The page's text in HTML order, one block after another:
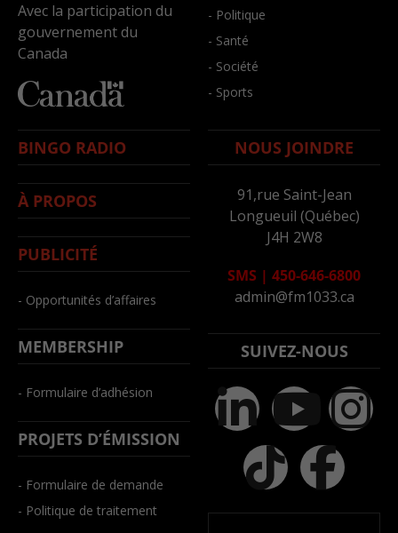
Avec la participation du
gouvernement du
Canada
- Politique
- Santé
- Société
- Sports
BINGO RADIO
À PROPOS
PUBLICITÉ
- Opportunités d’affaires
MEMBERSHIP
- Formulaire d’adhésion
PROJETS D’ÉMISSION
- Formulaire de demande
- Politique de traitement
NOUS JOINDRE
91,rue Saint-Jean
Longueuil (Québec)
J4H 2W8
SMS | 450-646-6800
admin@fm1033.ca
SUIVEZ-NOUS